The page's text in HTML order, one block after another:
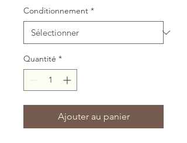
Conditionnement *
Quantité *
Ajouter au panier